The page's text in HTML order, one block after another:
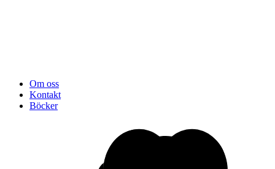
Om oss
Kontakt
Böcker